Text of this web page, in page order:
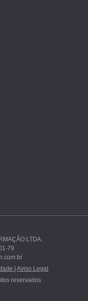
com nossos
.
LTDA.
79
|
Aviso Legal
reservados